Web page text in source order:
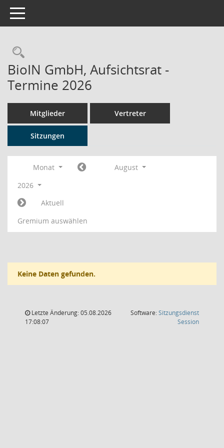
Toggle navigation
Rechercheauswahl
BioIN GmbH, Aufsichtsrat -
Termine 2026
Mitglieder Vertreter
Sitzungen
Monat
August
2026
Aktuell
Gremium auswählen
Keine Daten gefunden.
Letzte Änderung: 05.08.2026
17:08:07
Software:Sitzungsdienst
Session(Wird in